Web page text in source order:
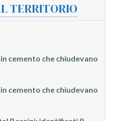
TERRITORIO
cemento che chiudevano
cemento che chiudevano